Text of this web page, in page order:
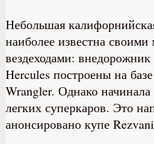
Небольшая
наиболее известна
вездеходами:
Hercules построены на
Wrangler. Однако
легких суперкаров. Это
анонсировано купе